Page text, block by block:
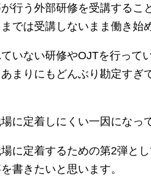
行う外部研修を受講するこ
では受講しないまま働き始
いない研修やOJTを行って
まりにもどんぶり勘定すぎ
に定着しにくい一因になっ
に定着するための第2弾と
書きたいと思います。